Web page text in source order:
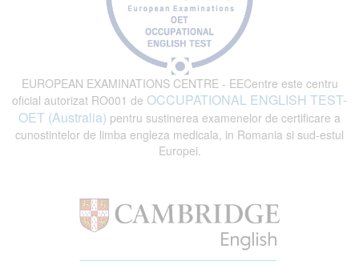
EUROPEAN EXAMINATIONS CENTRE - EECentre este centru
oficial autorizat RO001 de OCCUPATIONAL ENGLISH TEST-
OET (Australia) pentru sustinerea examenelor de certificare a
cunostintelor de limba engleza medicala, in Romania si sud-estul
Europei.